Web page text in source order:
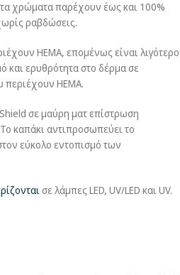
χρώματα παρέχουν έως και 100%
ραβδώσεις.
HEMA, επομένως είναι λιγότερο
και ερυθρότητα στο δέρμα σε
περιέχουν HEMA.
σε μαύρη ματ επίστρωση
καπάκι αντιπροσωπεύει το
εύκολο εντοπισμό των
σε λάμπες LED, UV/LED και UV.